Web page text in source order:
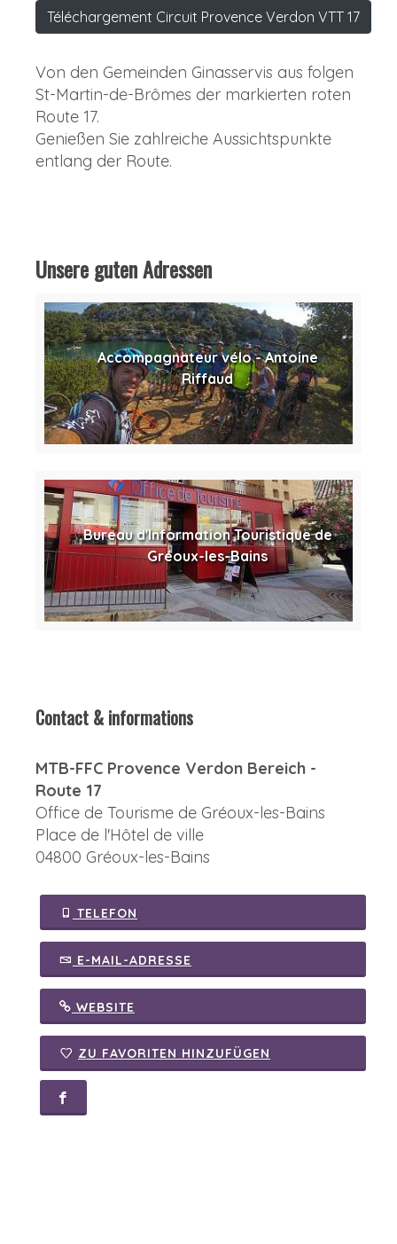
Téléchargement Circuit Provence Verdon VTT 17
Von den Gemeinden Ginasservis aus folgen
St-Martin-de-Brômes der markierten roten
Route 17.
Genießen Sie zahlreiche Aussichtspunkte
entlang der Route.
Unsere guten Adressen
Accompagnateur vélo - Antoine
Riffaud
Bureau d'Information Touristique de
Gréoux-les-Bains
Contact & informations
MTB-FFC Provence Verdon Bereich -
Route 17
Office de Tourisme de Gréoux-les-Bains
Place de l'Hôtel de ville
04800 Gréoux-les-Bains
TELEFON
E-MAIL-ADRESSE
WEBSITE
ZU FAVORITEN HINZUFÜGEN